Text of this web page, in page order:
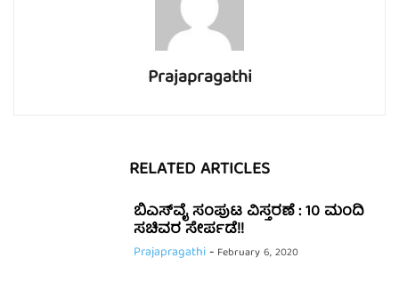
Prajapragathi
RELATED ARTICLES
ಬಿಎಸ್‍ವೈ ಸಂಪುಟ ವಿಸ್ತರಣೆ : 10 ಮಂದಿ
ಸಚಿವರ ಸೇರ್ಪಡೆ!!
Prajapragathi- February 6, 2020